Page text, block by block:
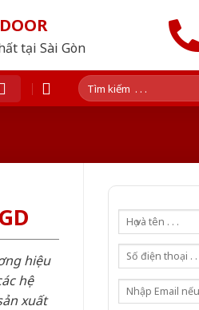
tại Sài Gòn
Tìm
kiếm:
hiệu
hệ
xuất